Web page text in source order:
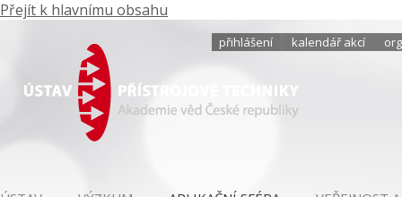
Přejít k hlavnímu obsahu
přihlášení kalendář akcí